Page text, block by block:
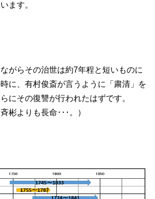
ます。
がらその治世は約7年程と短いものに
に、有村俊斎が言うように「粛清」を
にその復讐が行われたはずです。
彬よりも長命･･･。）